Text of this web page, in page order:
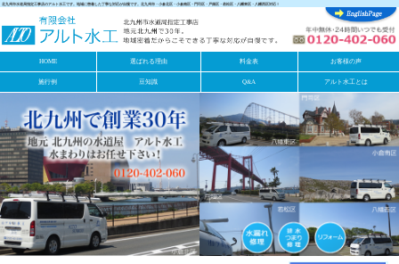
北九州市水道局指定工事店のアルト水工です。地域に密着した丁寧な対応が自慢です。北九州市・小倉北区・小倉南区・門司区・戸畑区・若松区・八幡東区・八幡西区対応！
HOME 選ばれる理由 料金表 お客様の声
施行例 豆知識 Q&A アルト水工とは